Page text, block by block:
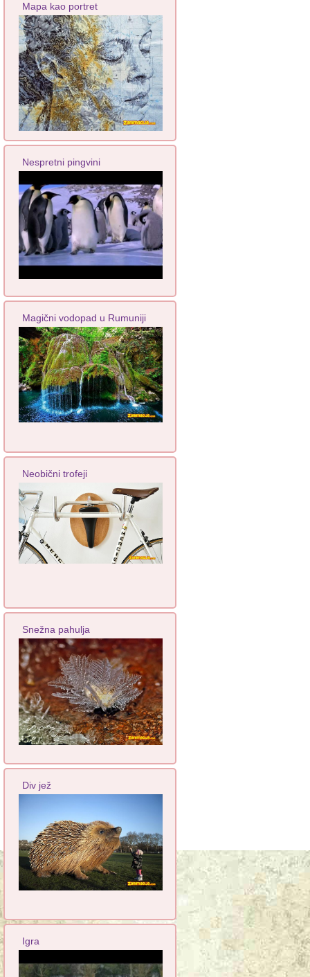
Mapa kao portret
Nespretni pingvini
Magični vodopad u Rumuniji
Neobični trofeji
Snežna pahulja
Div jež
Igra